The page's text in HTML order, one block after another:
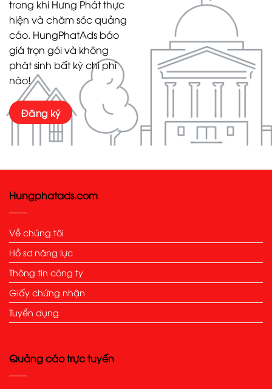
trong khi Hưng Phát thực
hiện và chăm sóc quảng
cáo. HungPhatAds báo
giá trọn gói và không
phát sinh bất kỳ chi phí
nào!
Đăng ký
Hungphatads.com
Về chúng tôi
Hồ sơ năng lực
Thông tin công ty
Giấy chứng nhận
Tuyển dụng
Quảng cáo trực tuyến